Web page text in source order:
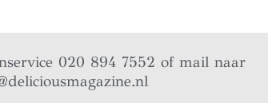
020 894 7552 of mail naar